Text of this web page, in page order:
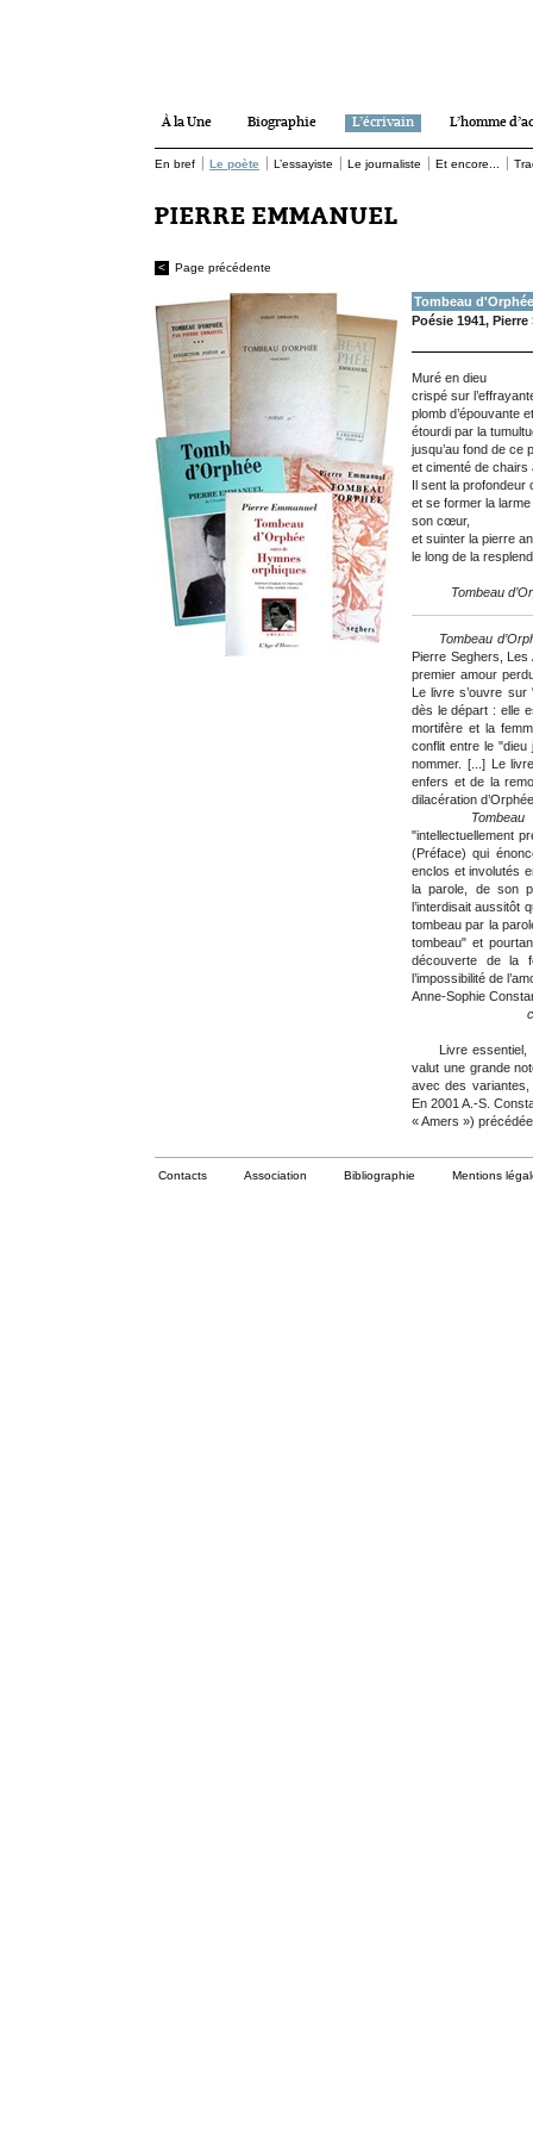
À la Une Biographie L’écrivain L’homme
En bref Le poète L’essayiste Le journaliste Et encore...
PIERRE EMMANUEL
< Page précédente
Tombeau d'Orphée
Poésie 1941,
Muré en dieu
crispé sur
plomb d’épouvante
étourdi par la
jusqu’au fond de ce
et cimenté de chairs
Il sent la profondeur
et se former la
son cœur,
et suinter la pierre
le long de la
Tombeau
Tombeau
Pierre Seghers, Les
premier amour
Le livre s’ouvre
dès le départ : elle
mortifère et la
conflit entre le "dieu
nommer. [...] Le
enfers et de la
dilacération
Tombeau
"intellectuellement
(Préface) qui
enclos et involutés
la parole, de son
l’interdisait aussitôt
tombeau par la
tombeau" et
découverte de la
l’impossibilité de
Anne-Sophie
Livre essentiel, le
valut une grande
avec des
En 2001 A.-S.
« Amers »)
Contacts Association Bibliographie Mentions